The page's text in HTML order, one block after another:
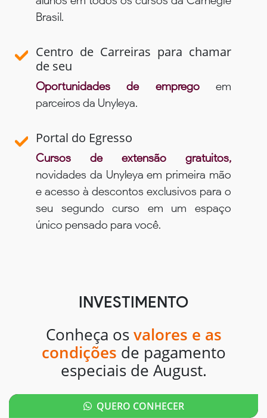
Brasil.
Centro de Carreiras para chamar
de seu
Oportunidades de empregoem
parceiros da Unyleya.
Portal do Egresso
Cursos de extensão gratuitos,
novidades da Unyleya em primeira mão
e acesso à descontos exclusivos para o
seu segundo curso em um espaço
único pensado para você.
INVESTIMENTO
Conheça os valores e as
condições de pagamento
especiais de August.
QUERO CONHECER